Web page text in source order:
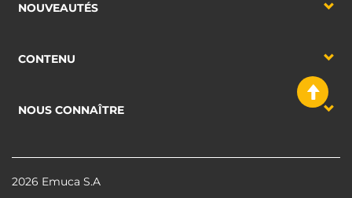
NOUVEAUTÉS
CONTENU
NOUS CONNAÎTRE
2026 Emuca S.A